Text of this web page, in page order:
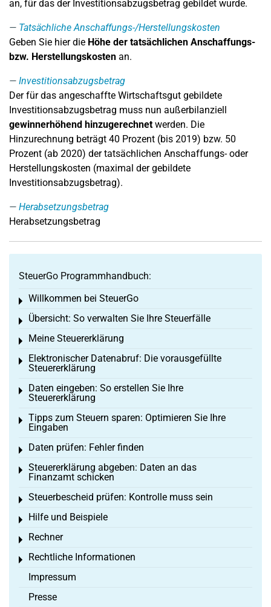
an, für das der Investitionsabzugsbetrag gebildet wurde.
Tatsächliche Anschaffungs-/Herstellungskosten
Geben Sie hier die Höhe der tatsächlichen Anschaffungs-
bzw. Herstellungskosten an.
Investitionsabzugsbetrag
Der für das angeschaffte Wirtschaftsgut gebildete
Investitionsabzugsbetrag muss nun außerbilanziell
gewinnerhöhend hinzugerechnetwerden. Die
Hinzurechnung beträgt 40 Prozent (bis 2019) bzw. 50
Prozent (ab 2020) der tatsächlichen Anschaffungs- oder
Herstellungskosten (maximal der gebildete
Investitionsabzugsbetrag).
Herabsetzungsbetrag
Herabsetzungsbetrag
SteuerGo Programmhandbuch:
Willkommen bei SteuerGo
Toggle menu
Übersicht: So verwalten Sie Ihre Steuerfälle
Toggle menu
Meine Steuererklärung
Toggle menu
Elektronischer Datenabruf: Die vorausgefüllte
Steuererklärung
Toggle menu
Daten eingeben: So erstellen Sie Ihre
Steuererklärung
Toggle menu
Tipps zum Steuern sparen: Optimieren Sie Ihre
Eingaben
Toggle menu
Daten prüfen: Fehler finden
Toggle menu
Steuererklärung abgeben: Daten an das
Finanzamt schicken
Toggle menu
Steuerbescheid prüfen: Kontrolle muss sein
Toggle menu
Hilfe und Beispiele
Toggle menu
Rechner
Toggle menu
Rechtliche Informationen
Toggle menu
Impressum
Presse